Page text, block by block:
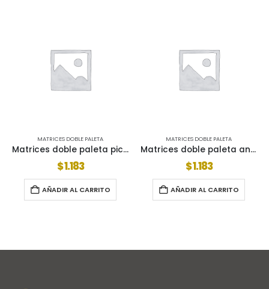
Matrices doble paleta piccolo bertolo
CARRITO
MATRICES DOBLE PALETA
Matrices doble paleta anuac
AÑADIR AL CARRITO
MATRICES DOBLE
AÑADIR AL